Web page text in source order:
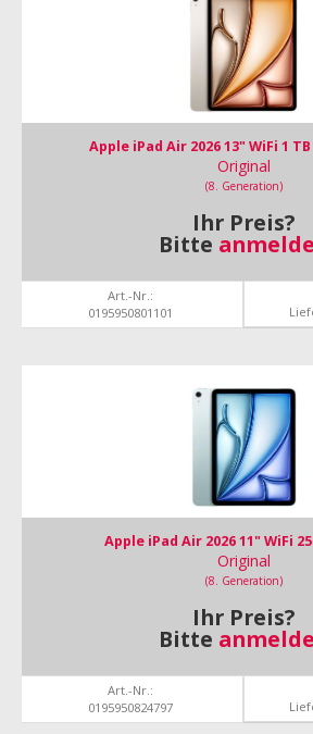
Apple iPad Air 2026 13" WiFi 1
Original
(8. Generation)
Ihr Preis?
Bitte
Art.-Nr.:
0195950801101
Apple iPad Air 2026 11" WiFi
Original
(8. Generation)
Ihr Preis?
Bitte
Art.-Nr.:
0195950824797